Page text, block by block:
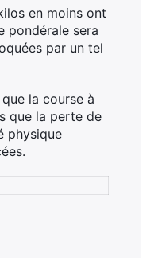
en moins ont
pondérale sera
par un tel
la course à
que la perte de
physique